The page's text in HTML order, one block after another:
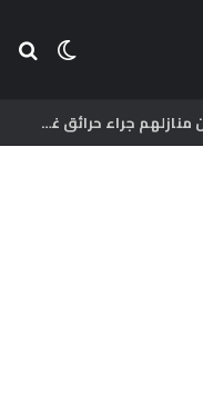
الوضع
كندا.. إجلاء أكثر من 20 ألف شخص من منازلهم جراء حرائق غابات غرب البلاد